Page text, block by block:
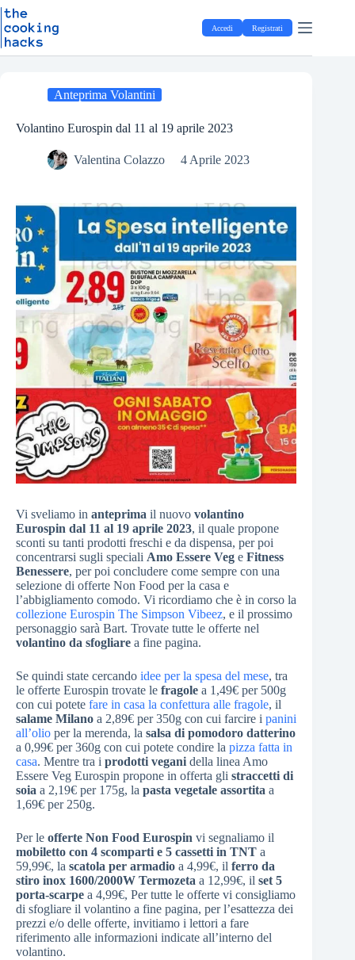
S
t
Salta
al
contenuto
Accedi Registrati
Anteprima Volantini
Volantino Eurospin dal 11 al 19 aprile 2023
Valentina Colazzo 4 Aprile 2023
Vi sveliamo in anteprima il nuovo volantino
Eurospin dal 11 al 19 aprile 2023, il quale propone
sconti su tanti prodotti freschi e da dispensa, per poi
concentrarsi sugli speciali Amo Essere Veg e Fitness
Benessere, per poi concludere come sempre con una
selezione di offerte Non Food per la casa e
l’abbigliamento comodo. Vi ricordiamo che è in corso la
collezione Eurospin The Simpson Vibeez, e il prossimo
personaggio sarà Bart. Trovate tutte le offerte nel
volantino da sfogliare a fine pagina.
Se quindi state cercando idee per la spesa del mese, tra
le offerte Eurospin trovate le fragole a 1,49€ per 500g
con cui potete fare in casa la confettura alle fragole, il
salame Milano a 2,89€ per 350g con cui farcire i panini
all’olio per la merenda, la salsa di pomodoro datterino
a 0,99€ per 360g con cui potete condire la pizza fatta in
casa. Mentre tra i prodotti vegani della linea Amo
Essere Veg Eurospin propone in offerta gli straccetti di
soia a 2,19€ per 175g, la pasta vegetale assortita a
1,69€ per 250g.
Per le offerte Non Food Eurospin vi segnaliamo il
mobiletto con 4 scomparti e 5 cassetti in TNT a
59,99€, la scatola per armadio a 4,99€, il ferro da
stiro inox 1600/2000W Termozeta a 12,99€, il set 5
porta-scarpe a 4,99€, Per tutte le offerte vi consigliamo
di sfogliare il volantino a fine pagina, per l’esattezza dei
prezzi e/o delle offerte, invitiamo i lettori a fare
riferimento alle informazioni indicate all’interno del
volantino.